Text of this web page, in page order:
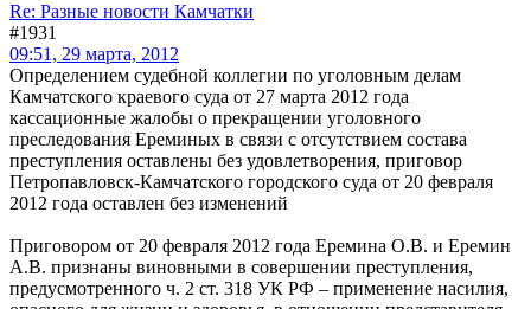
Re: Разные новости Камчатки
#1931
09:51, 29 марта, 2012
Определением судебной коллегии по уголовным делам
Камчатского краевого суда от 27 марта 2012 года
кассационные жалобы о прекращении уголовного
преследования Ереминых в связи с отсутствием состава
преступления оставлены без удовлетворения, приговор
Петропавловск-Камчатского городского суда от 20 февраля
2012 года оставлен без изменений
Приговором от 20 февраля 2012 года Еремина О.В. и Еремин
А.В. признаны виновными в совершении преступления,
предусмотренного ч. 2 ст. 318 УК РФ – применение насилия,